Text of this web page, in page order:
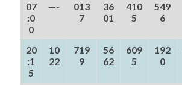
07
:0
0
—-
013
7
36
01
410
5
549
6
20
:1
5
10
22
719
9
56
62
609
5
192
0